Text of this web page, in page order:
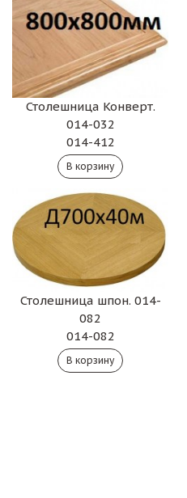
Столешница Конверт.
014-032
014-412
Столешница шпон. 014-
082
014-082